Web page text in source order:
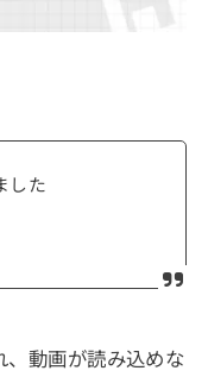
した
、動画が読み込めな